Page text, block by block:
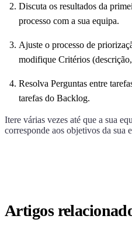
Discuta os resultados da
processo com a sua equipa.
Ajuste o processo de
modifique Critérios
Resolva Perguntas entre
tarefas do Backlog.
Itere várias vezes até que a sua
corresponde aos objetivos da sua
Artigos